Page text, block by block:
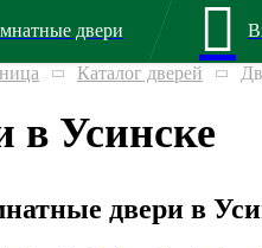
двери
Каталог дверей
в Усинске
двери в